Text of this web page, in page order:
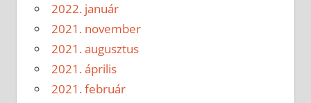
2022. január
2021. november
2021. augusztus
2021. április
2021. február